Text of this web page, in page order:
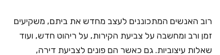
רוב האנשים המתכוננים לעצב מחדש את ביתם, משקיעים
זמן ורב ומחשבה על צביעת הקירות, על ריהוט חדש, ועוד
שאלות עיצוביות. גם כאשר הם פונים לצביעת דירה,